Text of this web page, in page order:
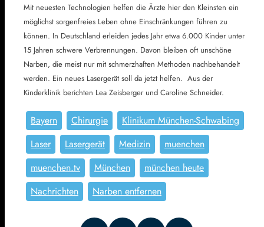
Mit neuesten Technologien helfen die Ärzte hier den Kleinsten ein
möglichst sorgenfreies Leben ohne Einschränkungen führen zu
können. In Deutschland erleiden jedes Jahr etwa 6.000 Kinder unter
15 Jahren schwere Verbrennungen. Davon bleiben oft unschöne
Narben, die meist nur mit schmerzhaften Methoden nachbehandelt
werden. Ein neues Lasergerät soll da jetzt helfen. Aus der
Kinderklinik berichten Lea Zeisberger und Caroline Schneider.
Bayern Chirurgie
Klinikum München-Schwabing
Laser
Lasergerät Medizin
muenchen
muenchen.tv
München
münchen heute
Nachrichten
Narben entfernen